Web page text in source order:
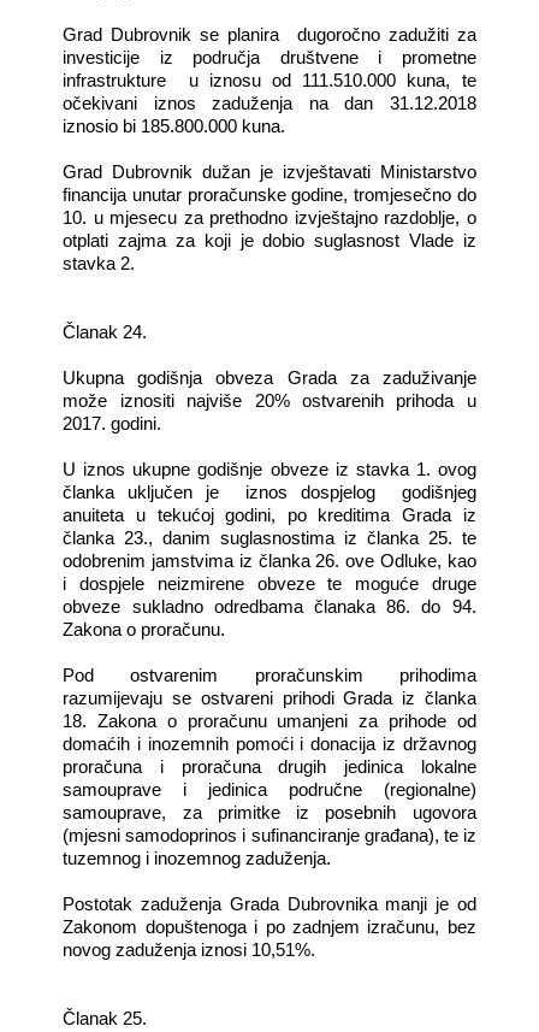
Grad Dubrovnik se planira dugoročno zadužiti za
investicije iz područja društvene i prometne
infrastrukture u iznosu od 111.510.000 kuna, te
očekivani iznos zaduženja na dan 31.12.2018
iznosio bi 185.800.000 kuna.
Grad Dubrovnik dužan je izvještavati Ministarstvo
financija unutar proračunske godine, tromjesečno do
10. u mjesecu za prethodno izvještajno razdoblje, o
otplati zajma za koji je dobio suglasnost Vlade iz
stavka 2.
Članak 24.
Ukupna godišnja obveza Grada za zaduživanje
može iznositi najviše 20% ostvarenih prihoda u
2017. godini.
U iznos ukupne godišnje obveze iz stavka 1. ovog
članka uključen je iznos dospjelog godišnjeg
anuiteta u tekućoj godini, po kreditima Grada iz
članka 23., danim suglasnostima iz članka 25. te
odobrenim jamstvima iz članka 26. ove Odluke, kao
i dospjele neizmirene obveze te moguće druge
obveze sukladno odredbama članaka 86. do 94.
Zakona o proračunu.
Pod ostvarenim proračunskim prihodima
razumijevaju se ostvareni prihodi Grada iz članka
18. Zakona o proračunu umanjeni za prihode od
domaćih i inozemnih pomoći i donacija iz državnog
proračuna i proračuna drugih jedinica lokalne
samouprave i jedinica područne (regionalne)
samouprave, za primitke iz posebnih ugovora
(mjesni samodoprinos i sufinanciranje građana), te iz
tuzemnog i inozemnog zaduženja.
Postotak zaduženja Grada Dubrovnika manji je od
Zakonom dopuštenoga i po zadnjem izračunu, bez
novog zaduženja iznosi 10,51%.
Članak 25.